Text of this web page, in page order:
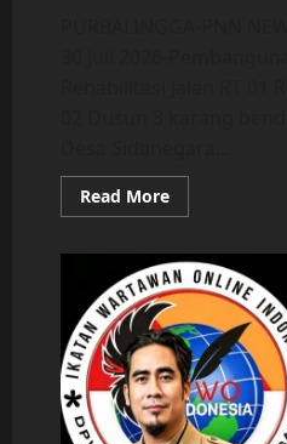
Read MoreRead
more
Anggota
DPRD
Provinsi
Jawa
Tengah
Fraksi
Gerindra
Dwi
Yasmanto,
S.TP
Kini